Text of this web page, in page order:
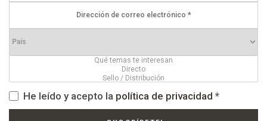
He leído y acepto la política de privacidad *